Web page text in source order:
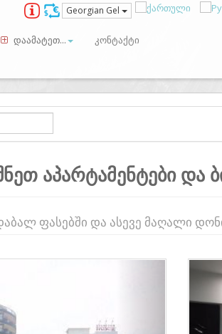
Georgian Gel
დაამატეთ... კონტაქტი
აპარტამენტები და
ფასებში და ასევე მაღალი